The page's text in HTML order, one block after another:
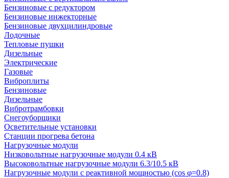
Бензиновые с редуктором
Бензиновые инжекторные
Бензиновые двухцилиндровые
Лодочные
Тепловые пушки
Дизельные
Электрические
Газовые
Виброплиты
Бензиновые
Дизельные
Вибротрамбовки
Снегоуборщики
Осветительные установки
Станции прогрева бетона
Нагрузочные модули
Низковольтные нагрузочные модули 0.4 кВ
Высоковольтные нагрузочные модули 6.3/10.5 кВ
Нагрузочные модули с реактивной мощностью (cos φ=0.8)